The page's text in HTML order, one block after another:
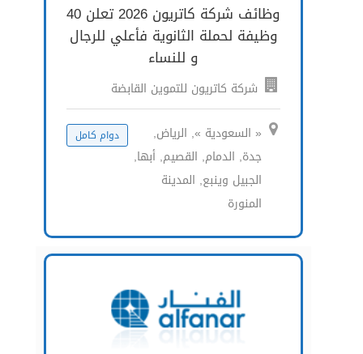
وظائف شركة كاتريون 2026 تعلن 40
وظيفة لحملة الثانوية فأعلي للرجال
و للنساء
شركة كاتريون للتموين القابضة
« السعودية », الرياض,
جدة, الدمام, القصيم, أبها,
الجبيل وينبع, المدينة
المنورة
دوام كامل